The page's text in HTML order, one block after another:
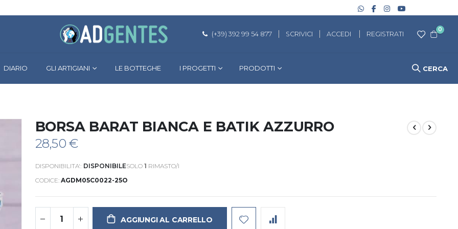
(+39) 392 99 54 877 SCRIVICI ACCEDI REGISTRATI
Cart
0
DIARIO GLI ARTIGIANI LE BOTTEGHE I PROGETTI PRODOTTI CERCA
BORSA BARAT BIANCA E BATIK AZZURRO
28,50 €
DISPONIBILITA': DISPONIBILESOLO 1 RIMASTO/I
CODICE AGDM05C0022-25O
AGGIUNGI AL CARRELLO